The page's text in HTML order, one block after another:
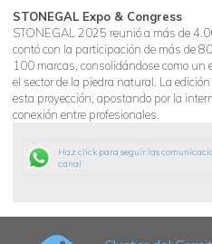
STONEGAL Expo & Congress
STONEGAL 2025 reunió a más de
contó con la participación de más de
100 marcas, consolidándose como un
el sector de la piedra natural. La
esta proyección, apostando por la
conexión entre profesionales.
Haz click para seguir las
canal